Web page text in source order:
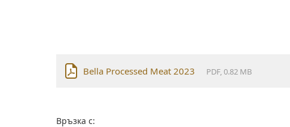
Bella Processed Meat 2023 PDF, 0.82 MB
Връзка с: